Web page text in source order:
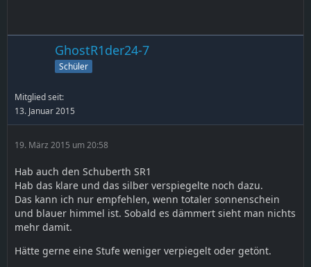
GhostR1der24-7
Schüler
Mitglied seit:
13. Januar 2015
19. März 2015 um 20:58
Hab auch den Schuberth SR1
Hab das klare und das silber verspiegelte noch dazu.
Das kann ich nur empfehlen, wenn totaler sonnenschein
und blauer himmel ist. Sobald es dämmert sieht man nichts
mehr damit.
Hätte gerne eine Stufe weniger verpiegelt oder getönt.